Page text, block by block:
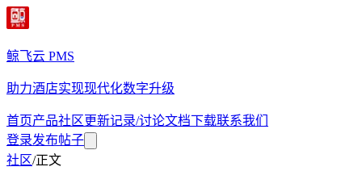
鲸飞云 PMS
助力酒店实现现代化数字升级
首页产品社区更新记录/讨论文档下载联系我们
登录发布帖子
社区/正文